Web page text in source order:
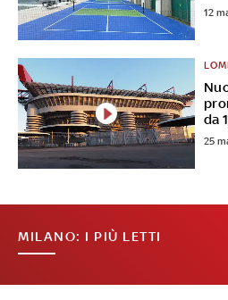
12
da
25
MILANO: I PIÙ LETTI